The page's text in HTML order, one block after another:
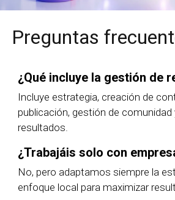
Preguntas
¿Qué incluye la gestión de
Incluye estrategia, creación de
publicación, gestión de comunidad
resultados.
¿Trabajáis solo con
No, pero adaptamos siempre la
enfoque local para maximizar